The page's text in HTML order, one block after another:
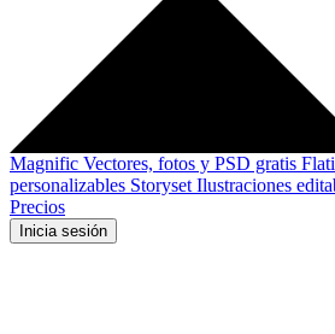
Magnific Vectores, fotos y PSD gratis
personalizables Storyset Ilustraciones
Precios
Inicia sesión